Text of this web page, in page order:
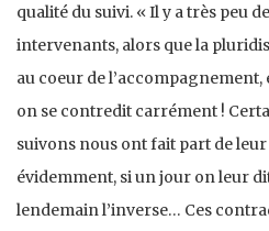
qualité du suivi. « Il y a très peu
intervenants, alors que la
au coeur de l’accompagnement,
on se contredit carrément !
suivons nous ont fait part de
évidemment, si un jour on leur
lendemain l’inverse… Ces